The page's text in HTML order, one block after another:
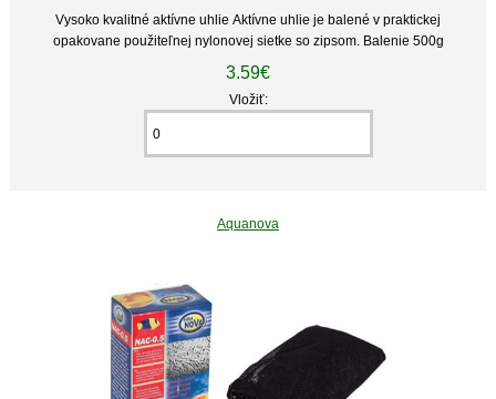
Vysoko kvalitné aktívne uhlie Aktívne uhlie je balené v praktickej
opakovane použiteľnej nylonovej sietke so zipsom. Balenie 500g
3.59€
Vložiť:
Aquanova